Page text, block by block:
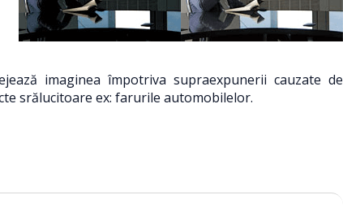
imaginea împotriva supraexpunerii cauzate de
srălucitoare ex: farurile automobilelor.